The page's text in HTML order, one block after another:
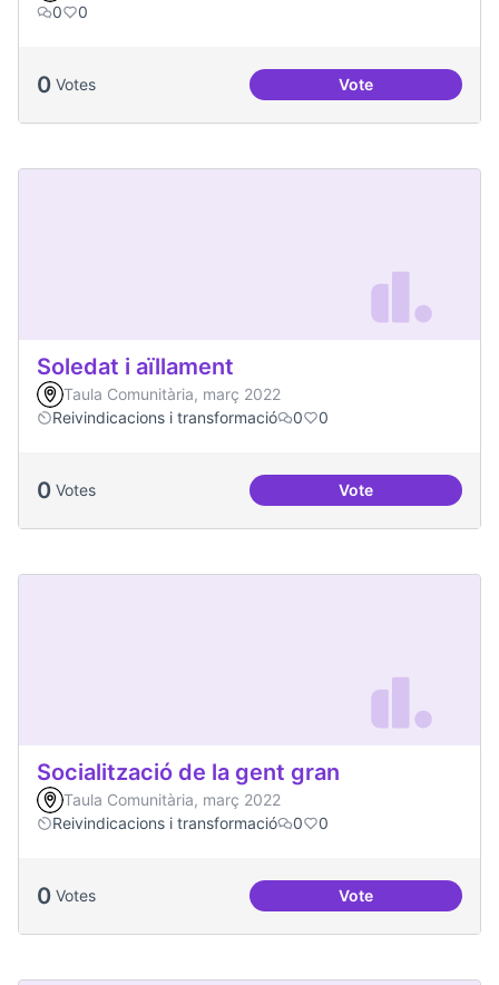
0
0
0 Votes VoteTreball en xarxa
Soledat i aïllament
Taula Comunitària, març 2022
Reivindicacions i transformació
0 0
0 Votes VoteSoledat i aïllament
Socialització de la gent gran
Taula Comunitària, març 2022
Reivindicacions i transformació
0 0
0 Votes VoteSocialització de la